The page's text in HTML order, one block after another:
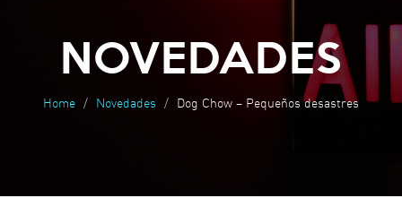
NOVEDADES
Home Novedades Dog Chow – Pequeños desastres